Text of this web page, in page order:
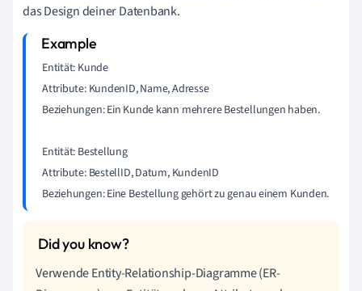
das Design deiner Datenbank.
Entität: Kunde
Attribute: KundenID, Name, Adresse
Beziehungen: Ein Kunde kann mehrere Bestellungen haben.
Entität: Bestellung
Attribute: BestellID, Datum, KundenID
Beziehungen: Eine Bestellung gehört zu genau einem Kunden.
Verwende Entity-Relationship-Diagramme (ER-